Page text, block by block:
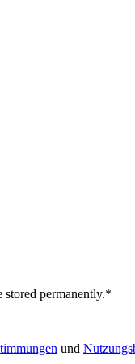
stored permanently.*
und